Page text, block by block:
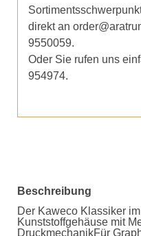
direkt an
9550059.
Oder Sie rufen uns
954974.
Beschreibung
Der Kaweco Klassiker
Kunststoffgehäuse mit
DruckmechanikFür